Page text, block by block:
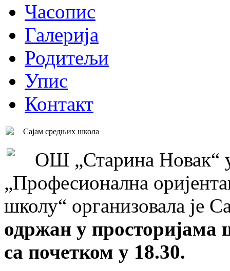
Часопис
Галерија
Родитељи
Упис
Контакт
Сајам средњих школа
ОШ „Старина Новак“
„Професионална
школу“ организовала је
одржан у просторијама
са почетком у 18.30.